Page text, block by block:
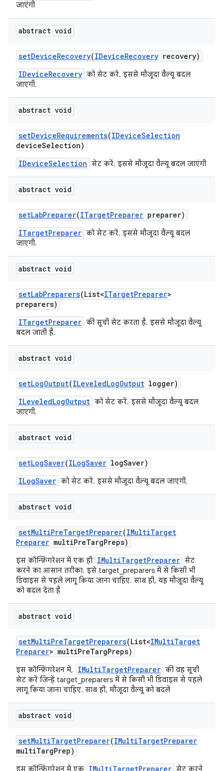
जाएंगी
abstract void
setDeviceRecovery(IDeviceRecovery recovery)
IDeviceRecovery को सेट करें. इससे मौजूदा वैल्यू बदल
जाएगी.
abstract void
setDeviceRequirements(IDeviceSelection
deviceSelection)
IDeviceSelection सेट करें. इससे मौजूदा वैल्यू बदल जाएंगी
abstract void
setLabPreparer(ITargetPreparer preparer)
ITargetPreparer को सेट करें. इससे मौजूदा वैल्यू बदल
जाएगी.
abstract void
setLabPreparers(List<ITargetPreparer>
preparers)
ITargetPreparer की सूची सेट करता है. इससे मौजूदा वैल्यू
बदल जाती है.
abstract void
setLogOutput(ILeveledLogOutput logger)
ILeveledLogOutput को सेट करें. इससे मौजूदा वैल्यू बदल
जाएगी.
abstract void
setLogSaver(ILogSaver logSaver)
ILogSaver को सेट करें. इससे मौजूदा वैल्यू बदल जाएगी.
abstract void
setMultiPreTargetPreparer(IMultiTarget
Preparer multiPreTargPreps)
इस कॉन्फ़िगरेशन में एक ही IMultiTargetPreparer सेट
करने का आसान तरीका. इसे target_preparers में से किसी भी
डिवाइस से पहले लागू किया जाना चाहिए. साथ ही, यह मौजूदा वैल्यू
को बदल देता है
abstract void
setMultiPreTargetPreparers(List<IMultiTarget
Preparer> multiPreTargPreps)
इस कॉन्फ़िगरेशन में, IMultiTargetPreparer की वह सूची
सेट करें जिन्हें target_preparers में से किसी भी डिवाइस से पहले
लागू किया जाना चाहिए. साथ ही, मौजूदा वैल्यू को बदलें
abstract void
setMultiTargetPreparer(IMultiTargetPreparer
multiTargPrep)
इस कॉन्फ़िगरेशन में एक IMultiTargetPreparer सेट करने